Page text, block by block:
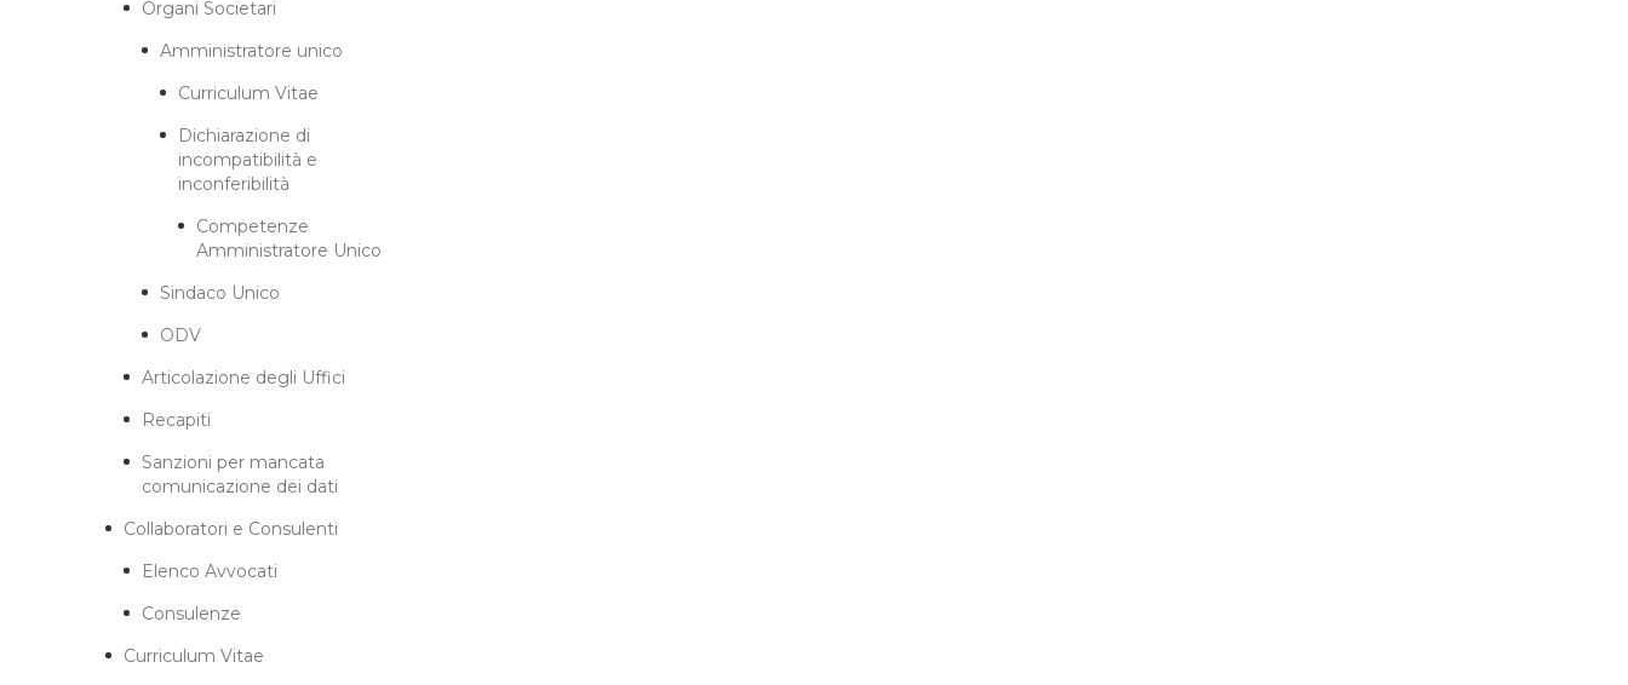
Organi Societari
Amministratore unico
Curriculum Vitae
Dichiarazione di
incompatibilità e
inconferibilità
Competenze
Amministratore Unico
Sindaco Unico
ODV
Articolazione degli Uffici
Recapiti
Sanzioni per mancata
comunicazione dei dati
Collaboratori e Consulenti
Elenco Avvocati
Consulenze
Curriculum Vitae